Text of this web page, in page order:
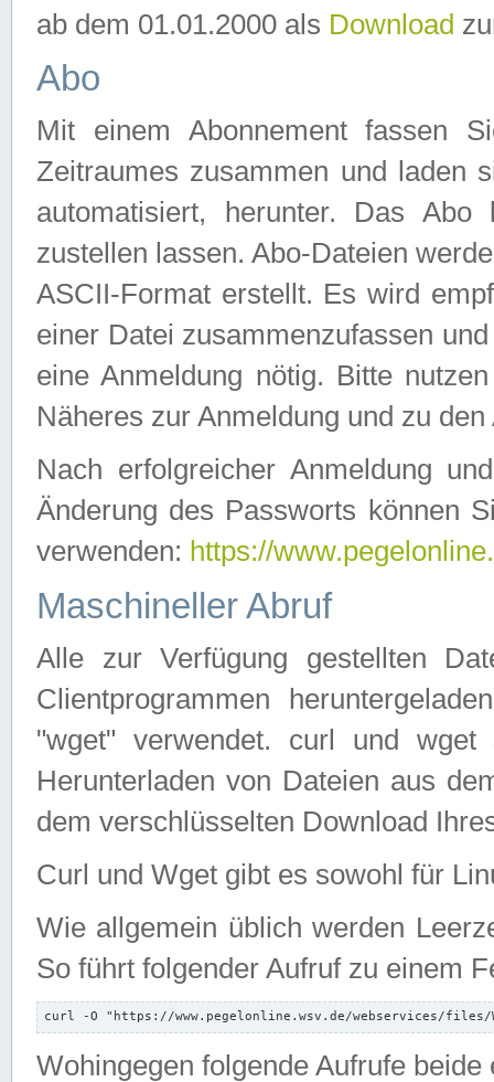
ab dem 01.01.2000 als Download
Abo
Mit einem Abonnement fassen
Zeitraumes zusammen und laden
automatisiert, herunter. Das
zustellen lassen. Abo-Dateien
ASCII-Format erstellt. Es wird
einer Datei zusammenzufassen
eine Anmeldung nötig. Bitte
Näheres zur Anmeldung und zu
Nach erfolgreicher Anmeldung
Änderung des Passworts können
verwenden: https://
Maschineller Abruf
Alle zur Verfügung gestellten
Clientprogrammen
"wget" verwendet. curl und wget
Herunterladen von Dateien aus
dem verschlüsselten Download
Curl und Wget gibt es sowohl für
Wie allgemein üblich werden
So führt folgender Aufruf zu einem
curl -O "https://www.pegelonline.wsv.de/webservices/files/
Wohingegen folgende Aufrufe beide